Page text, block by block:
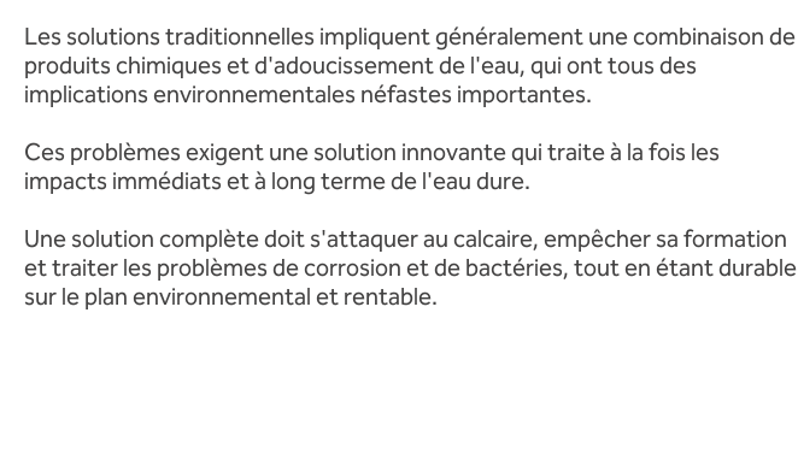
Les solutions traditionnelles impliquent généralement une combinaison de
produits chimiques et d'adoucissement de l'eau, qui ont tous des
implications environnementales néfastes importantes.
Ces problèmes exigent une solution innovante qui traite à la fois les
impacts immédiats et à long terme de l'eau dure.
Une solution complète doit s'attaquer au calcaire, empêcher sa formation
et traiter les problèmes de corrosion et de bactéries, tout en étant durable
sur le plan environnemental et rentable.